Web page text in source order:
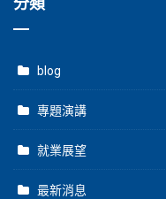
blog
專題演講
就業展望
最新消息